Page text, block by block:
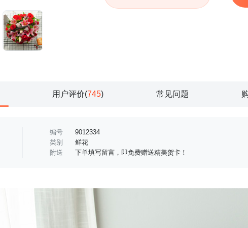
用户评价(745) 常见问题
编号
9012334
类别
鲜花
附送
下单填写留言，即免费赠送精美贺卡！